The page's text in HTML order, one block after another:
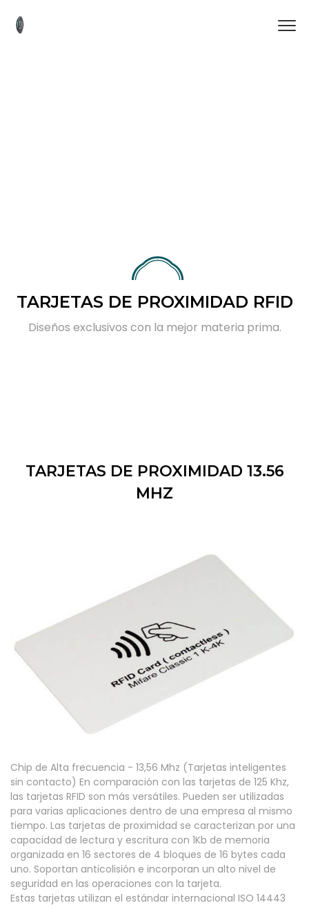
TARJETAS DE PROXIMIDAD RFID
Diseños exclusivos con la mejor materia prima.
TARJETAS DE PROXIMIDAD 13.56
MHZ
Chip de Alta frecuencia - 13,56 Mhz (Tarjetas inteligentes
sin contacto) En comparación con las tarjetas de 125 Khz,
las tarjetas RFID son más versátiles. Pueden ser utilizadas
para varias aplicaciones dentro de una empresa al mismo
tiempo. Las tarjetas de proximidad se caracterizan por una
capacidad de lectura y escritura con 1Kb de memoria
organizada en 16 sectores de 4 bloques de 16 bytes cada
uno. Soportan anticolisión e incorporan un alto nivel de
seguridad en las operaciones con la tarjeta.
Estas tarjetas utilizan el estándar internacional ISO 14443